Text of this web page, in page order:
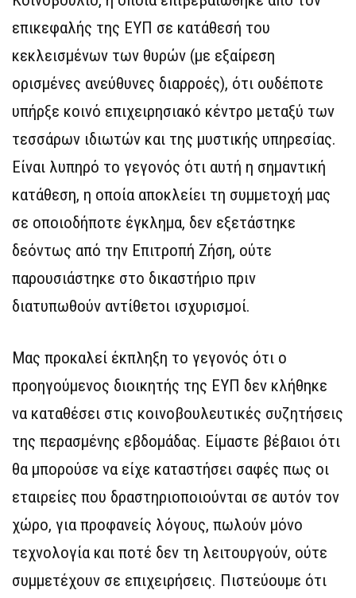
επικεφαλής της ΕΥΠ σε κατάθεσή του
κεκλεισμένων των θυρών (με εξαίρεση
ορισμένες ανεύθυνες διαρροές), ότι ουδέποτε
υπήρξε κοινό επιχειρησιακό κέντρο μεταξύ των
τεσσάρων ιδιωτών και της μυστικής υπηρεσίας.
Είναι λυπηρό το γεγονός ότι αυτή η σημαντική
κατάθεση, η οποία αποκλείει τη συμμετοχή μας
σε οποιοδήποτε έγκλημα, δεν εξετάστηκε
δεόντως από την Επιτροπή Ζήση, ούτε
παρουσιάστηκε στο δικαστήριο πριν
διατυπωθούν αντίθετοι ισχυρισμοί.
Μας προκαλεί έκπληξη το γεγονός ότι ο
προηγούμενος διοικητής της ΕΥΠ δεν κλήθηκε
να καταθέσει στις κοινοβουλευτικές συζητήσεις
της περασμένης εβδομάδας. Είμαστε βέβαιοι ότι
θα μπορούσε να είχε καταστήσει σαφές πως οι
εταιρείες που δραστηριοποιούνται σε αυτόν τον
χώρο, για προφανείς λόγους, πωλούν μόνο
τεχνολογία και ποτέ δεν τη λειτουργούν, ούτε
συμμετέχουν σε επιχειρήσεις. Πιστεύουμε ότι